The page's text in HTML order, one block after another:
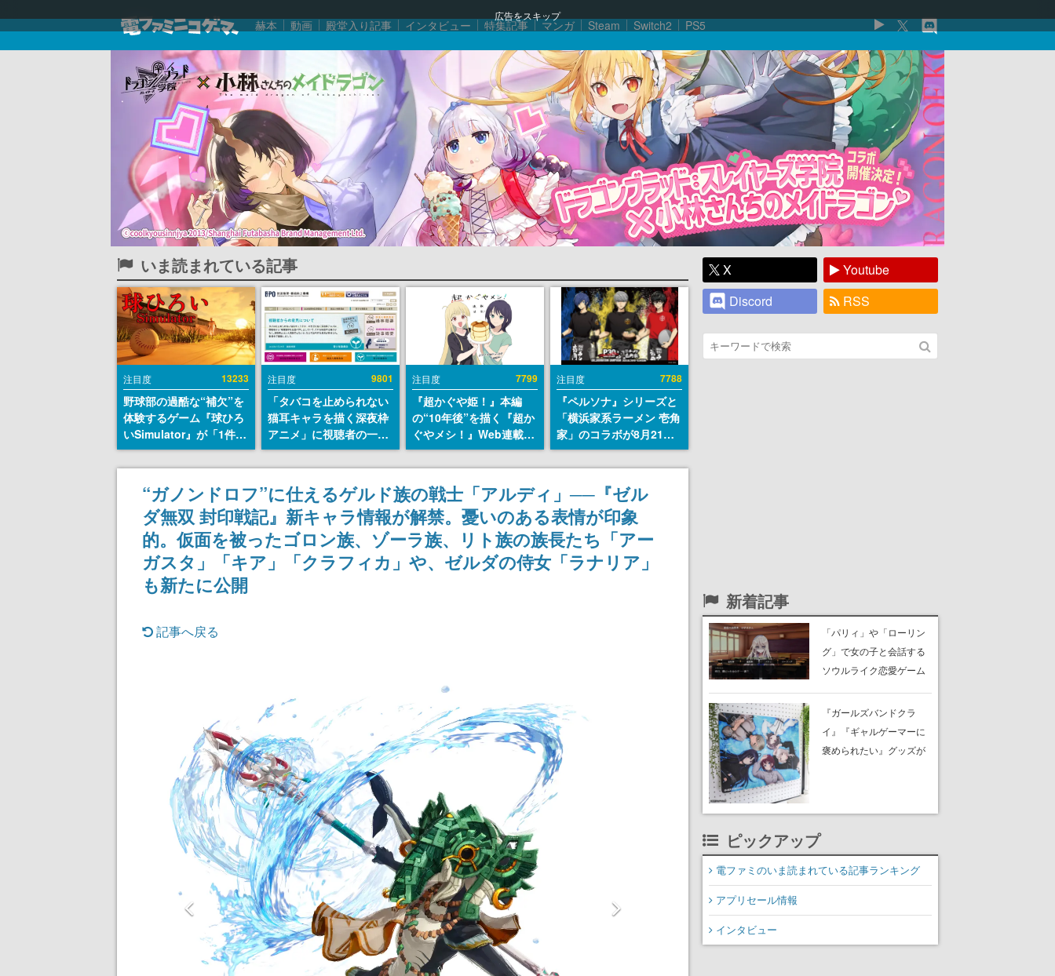
広告をスキップ
赫本 動画 殿堂入り記事 インタビュー 特集記事 マンガ Steam Switch2 PS5
いま読まれている記事
注目度 13233
野球部の過酷な“補欠”を
体験するゲーム『球ひろ
いSimulator』が「1件」
のウィッシュリストをも
とにチェコ語に対応し
SNSで話題に。『キング
ダム・カム』開発元やチ
ェコのプロ野球選手から
称賛の声
注目度 9801
「タバコを止められない
猫耳キャラを描く深夜枠
アニメ」に視聴者の一部
から批判意見。違法薬物
の使用と思しき描写も含
めて、BPOが議論を交わ
す
注目度 7799
『超かぐや姫！』本編
の“10年後”を描く『超か
ぐやメシ！』Web連載決
定。新たなWebマンガレ
ーベル「ビビビコミッ
ク」にて特別話が掲載ス
タート、あのお話には…
まだ続きがある！
注目度 7788
『ペルソナ』シリーズと
「横浜家系ラーメン 壱角
家」のコラボが8月21日
から開催。”はがくれ”風
とんこつラーメンや、お
いしく食べられるカレー
ラーメンがラインナップ
“ガノンドロフ”に仕えるゲルド族の戦士「アルディ」──『ゼル
ダ無双 封印戦記』新キャラ情報が解禁。憂いのある表情が印象
的。仮面を被ったゴロン族、ゾーラ族、リト族の族長たち「アー
ガスタ」「キア」「クラフィカ」や、ゼルダの侍女「ラナリア」
も新たに公開
記事へ戻る
X
Youtube
Discord
RSS
新着記事
「パリィ」や「ローリン
グ」で女の子と会話する
ソウルライク恋愛ゲーム
イク』無料公開。返事に
失敗すると「YOU
DIED」
『ガールズバンドクラ
イ』『ギャルゲーマーに
褒められたい』グッズが
ピックアップ
電ファミのいま読まれている記事ランキング
アプリセール情報
インタビュー